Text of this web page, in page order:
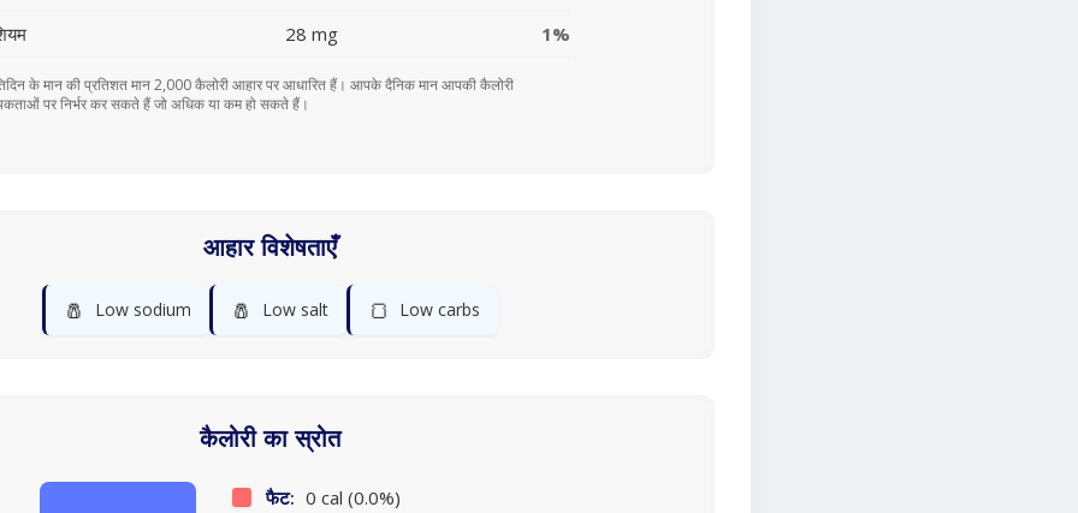
28 mg 1%
के मान की प्रतिशत मान 2,000 कैलोरी आहार पर आधारित हैं। आपके दैनिक मान आपकी कैलोरी
पर निर्भर कर सकते हैं जो अधिक या कम हो सकते हैं।
आहार विशेषताएँ
🧂 Low sodium 🧂 Low salt 🍞 Low carbs
कैलोरी का स्रोत
फैट: 0 cal (0.0%)